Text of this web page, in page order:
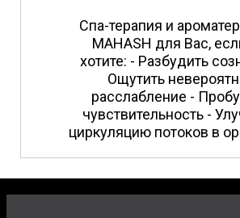
Спа-терапия и
MAHASH для Вас,
хотите: - Разбудить
Ощутить
расслабление -
чувствительность -
циркуляцию потоков в